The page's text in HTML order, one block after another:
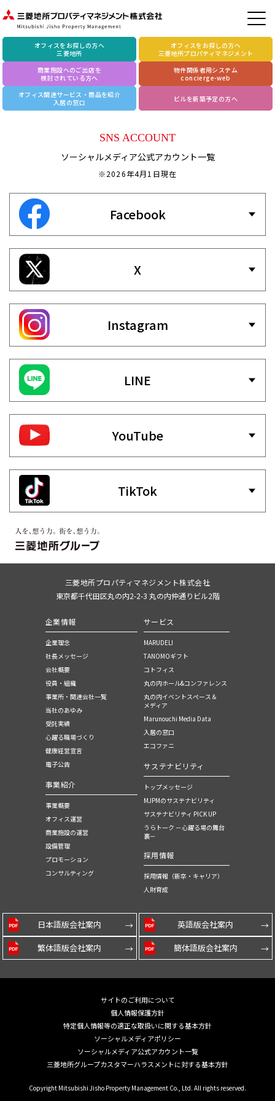
オフィスをお探しの方へ
三菱地所
オフィスをお探しの方へ
三菱地所プロパティマネジメント
商業施設へのご出店を
検討されている方へ
物件関係者用システム
concierge-web
オフィス関連サービス・商品を紹介
入居の窓口
ビルを新築予定の方へ
SNS ACCOUNT
ソーシャルメディア公式アカウント一覧
※2026年4月1日現在
Facebook
X
Instagram
LINE
YouTube
TikTok
三菱地所プロパティマネジメント株式会社
東京都千代田区丸の内2-2-3 丸の内仲通りビル2階
企業情報
企業理念
社長メッセージ
会社概要
役員・組織
事業所・関連会社一覧
当社のあゆみ
受託実績
心躍る職場づくり
健康経営宣言
電子公告
事業紹介
事業概要
オフィス運営
商業施設の運営
設備管理
プロモーション
コンサルティング
サービス
MARUDELI
TANOMOギフト
コトフィス
丸の内ホール&コンファレンス
丸の内イベントスぺース＆
メディア
Marunouchi Media Data
入居の窓口
エコファニ
サステナビリティ
トップメッセージ
MJPMのサステナビリティ
サステナビリティ PICK UP
うらトーク －心躍る場の舞台
裏－
採用情報
採用情報（新卒・キャリア）
人財育成
日本語版会社案内
英語版会社案内
繁体語版会社案内
簡体語版会社案内
サイトのご利用について
個人情報保護方針
特定個人情報等の適正な取扱いに関する基本方針
ソーシャルメディアポリシー
ソーシャルメディア公式アカウント一覧
三菱地所グループカスタマーハラスメントに対する基本方針
Copyright Mitsubishi Jisho Property Management Co., Ltd. All rights reserved.